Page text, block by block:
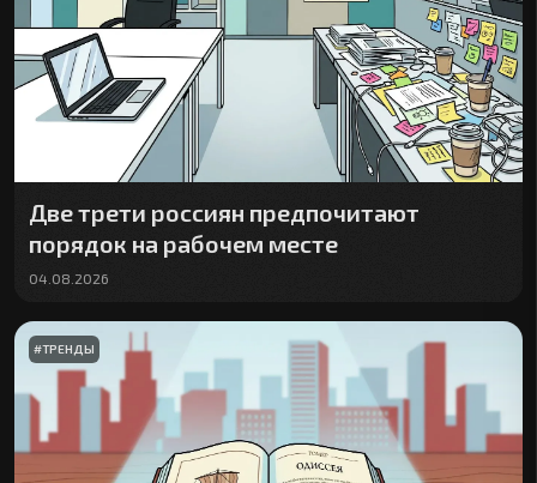
Две трети россиян предпочитают
порядок на рабочем месте
04.08.2026
#ТРЕНДЫ